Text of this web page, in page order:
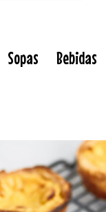
Sopas Bebidas